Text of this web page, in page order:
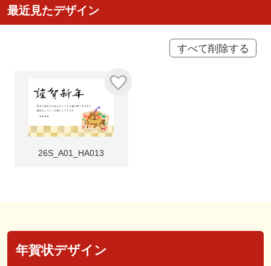
最近見たデザイン
すべて削除する
26S_A01_HA013
年賀状デザイン